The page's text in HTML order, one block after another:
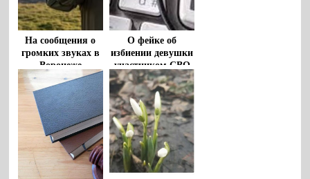
На сообщения о
громких звуках в
Воронеже
ответили власти
О фейке об
избиении девушки
участником СВО
предупредили
воронежцев